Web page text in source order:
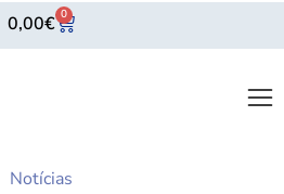
0,00€ 0
Notícias